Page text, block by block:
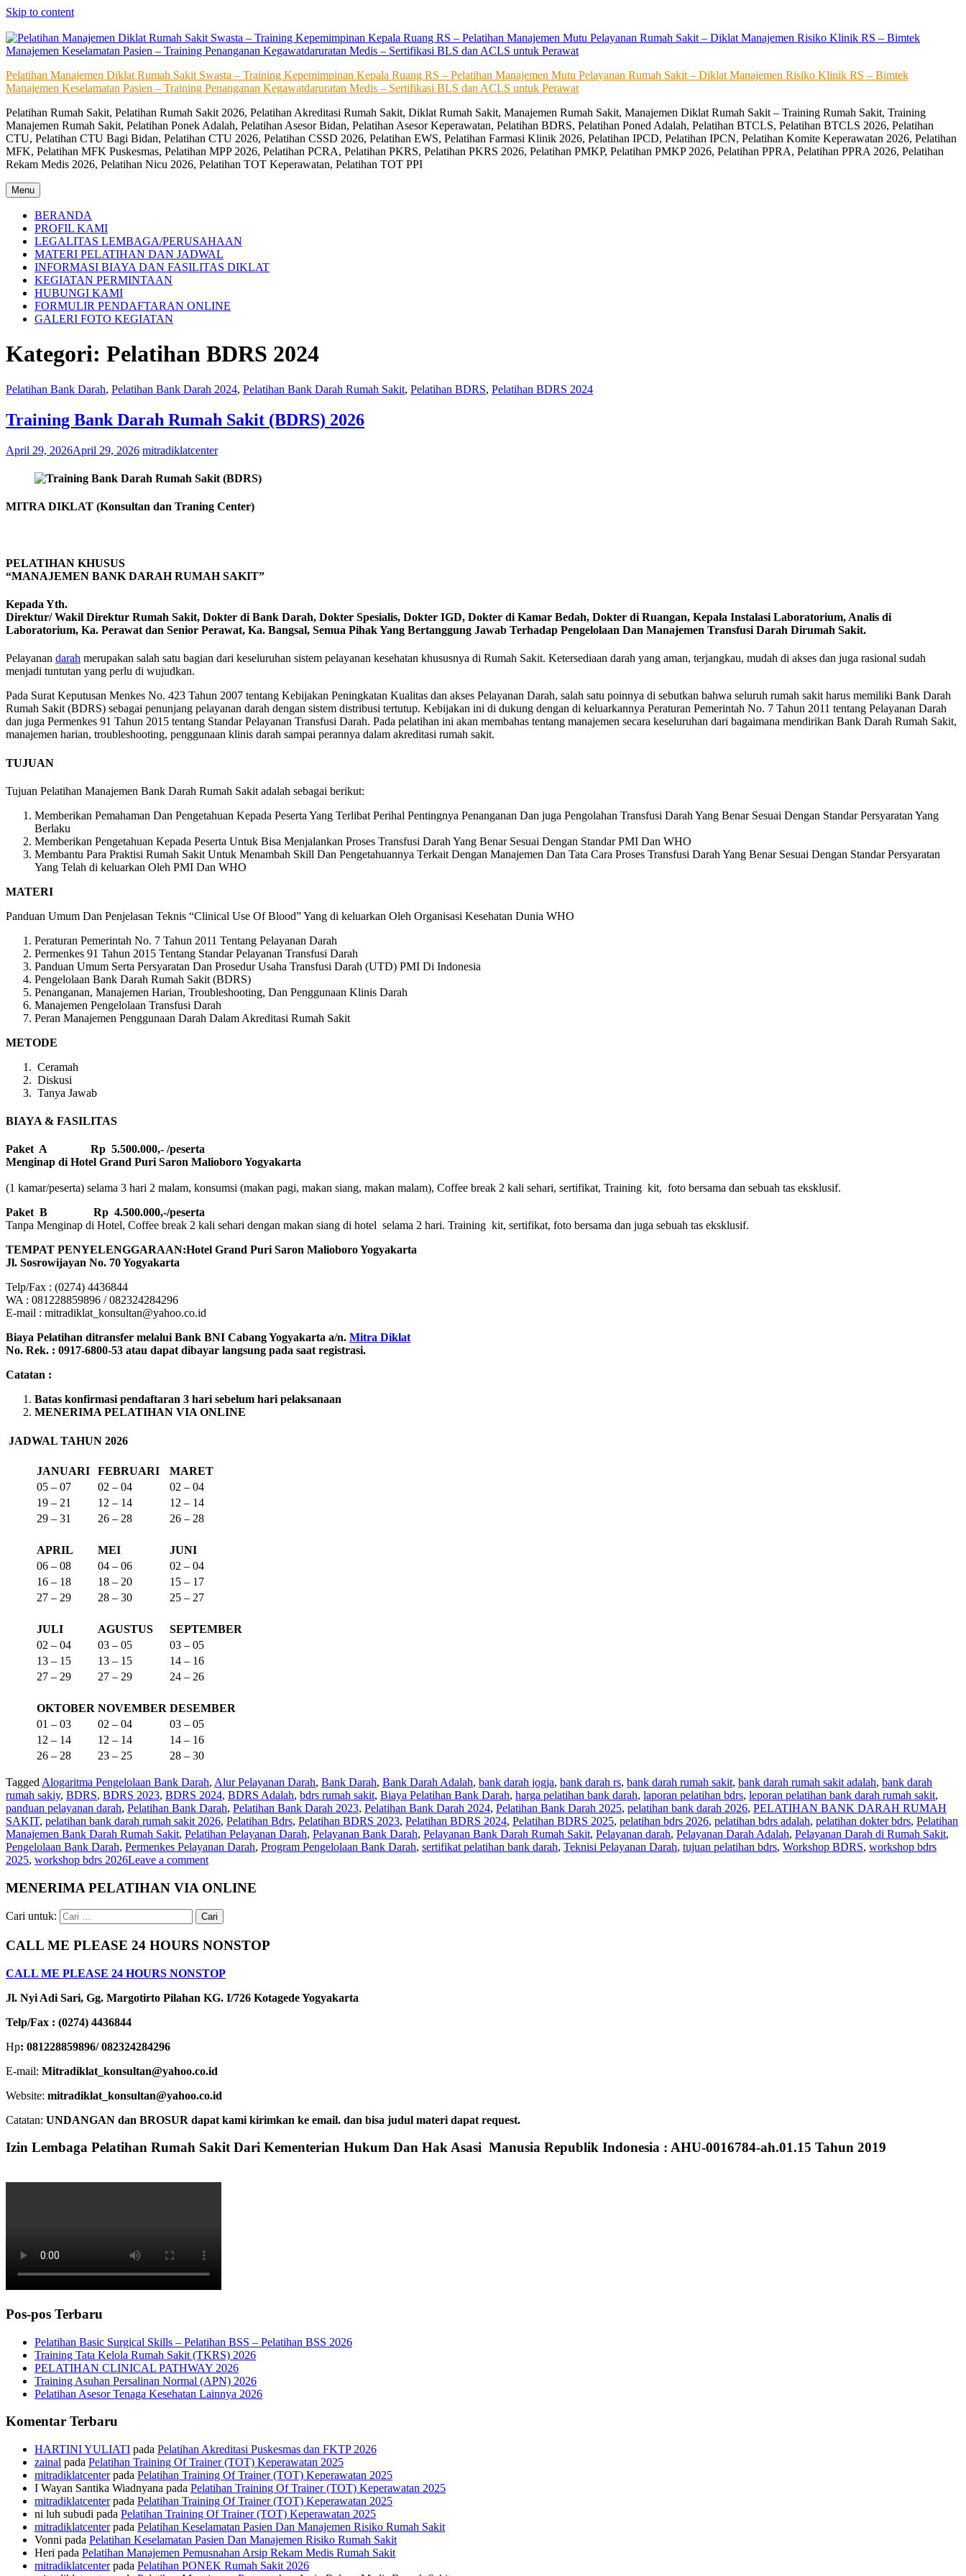
Skip to content
Pelatihan Manajemen Diklat Rumah Sakit Swasta – Training Kepemimpinan Kepala Ruang RS – Pelatihan Manajemen Mutu Pelayanan Rumah Sakit – Diklat Manajemen Risiko Klinik RS – Bimtek
Manajemen Keselamatan Pasien – Training Penanganan Kegawatdaruratan Medis – Sertifikasi BLS dan ACLS untuk Perawat
Pelatihan Rumah Sakit, Pelatihan Rumah Sakit 2026, Pelatihan Akreditasi Rumah Sakit, Diklat Rumah Sakit, Manajemen Rumah Sakit, Manajemen Diklat Rumah Sakit – Training Rumah Sakit, Training
Manajemen Rumah Sakit, Pelatihan Ponek Adalah, Pelatihan Asesor Bidan, Pelatihan Asesor Keperawatan, Pelatihan BDRS, Pelatihan Poned Adalah, Pelatihan BTCLS, Pelatihan BTCLS 2026, Pelatihan
CTU, Pelatihan CTU Bagi Bidan, Pelatihan CTU 2026, Pelatihan CSSD 2026, Pelatihan EWS, Pelatihan Farmasi Klinik 2026, Pelatihan IPCD, Pelatihan IPCN, Pelatihan Komite Keperawatan 2026, Pelatihan
MFK, Pelatihan MFK Puskesmas, Pelatihan MPP 2026, Pelatihan PCRA, Pelatihan PKRS, Pelatihan PKRS 2026, Pelatihan PMKP, Pelatihan PMKP 2026, Pelatihan PPRA, Pelatihan PPRA 2026, Pelatihan
Rekam Medis 2026, Pelatihan Nicu 2026, Pelatihan TOT Keperawatan, Pelatihan TOT PPI
Menu
BERANDA
PROFIL KAMI
LEGALITAS LEMBAGA/PERUSAHAAN
MATERI PELATIHAN DAN JADWAL
INFORMASI BIAYA DAN FASILITAS DIKLAT
KEGIATAN PERMINTAAN
HUBUNGI KAMI
FORMULIR PENDAFTARAN ONLINE
GALERI FOTO KEGIATAN
Kategori: Pelatihan BDRS 2024
Pelatihan Bank Darah, Pelatihan Bank Darah 2024, Pelatihan Bank Darah Rumah Sakit, Pelatihan BDRS, Pelatihan BDRS 2024
Training Bank Darah Rumah Sakit (BDRS) 2026
April 29, 2026April 29, 2026 mitradiklatcenter
MITRA DIKLAT (Konsultan dan Traning Center)
PELATIHAN KHUSUS
“MANAJEMEN BANK DARAH RUMAH SAKIT”
Kepada Yth.
Direktur/ Wakil Direktur Rumah Sakit, Dokter di Bank Darah, Dokter Spesialis, Dokter IGD, Dokter di Kamar Bedah, Dokter di Ruangan, Kepala Instalasi Laboratorium, Analis di
Laboratorium, Ka. Perawat dan Senior Perawat, Ka. Bangsal, Semua Pihak Yang Bertanggung Jawab Terhadap Pengelolaan Dan Manajemen Transfusi Darah Dirumah Sakit.
Pelayanan darah merupakan salah satu bagian dari keseluruhan sistem pelayanan kesehatan khususnya di Rumah Sakit. Ketersediaan darah yang aman, terjangkau, mudah di akses dan juga rasional sudah
menjadi tuntutan yang perlu di wujudkan.
Pada Surat Keputusan Menkes No. 423 Tahun 2007 tentang Kebijakan Peningkatan Kualitas dan akses Pelayanan Darah, salah satu poinnya di sebutkan bahwa seluruh rumah sakit harus memiliki Bank Darah
Rumah Sakit (BDRS) sebagai penunjang pelayanan darah dengan sistem distribusi tertutup. Kebijakan ini di dukung dengan di keluarkannya Peraturan Pemerintah No. 7 Tahun 2011 tentang Pelayanan Darah
dan juga Permenkes 91 Tahun 2015 tentang Standar Pelayanan Transfusi Darah. Pada pelatihan ini akan membahas tentang manajemen secara keseluruhan dari bagaimana mendirikan Bank Darah Rumah Sakit,
manajemen harian, troubleshooting, penggunaan klinis darah sampai perannya dalam akreditasi rumah sakit.
TUJUAN
Tujuan Pelatihan Manajemen Bank Darah Rumah Sakit adalah sebagai berikut:
Memberikan Pemahaman Dan Pengetahuan Kepada Peserta Yang Terlibat Perihal Pentingnya Penanganan Dan juga Pengolahan Transfusi Darah Yang Benar Sesuai Dengan Standar Persyaratan Yang
Berlaku
Memberikan Pengetahuan Kepada Peserta Untuk Bisa Menjalankan Proses Transfusi Darah Yang Benar Sesuai Dengan Standar PMI Dan WHO
Membantu Para Praktisi Rumah Sakit Untuk Menambah Skill Dan Pengetahuannya Terkait Dengan Manajemen Dan Tata Cara Proses Transfusi Darah Yang Benar Sesuai Dengan Standar Persyaratan
Yang Telah di keluarkan Oleh PMI Dan WHO
MATERI
Panduan Umum Dan Penjelasan Teknis “Clinical Use Of Blood” Yang di keluarkan Oleh Organisasi Kesehatan Dunia WHO
Peraturan Pemerintah No. 7 Tahun 2011 Tentang Pelayanan Darah
Permenkes 91 Tahun 2015 Tentang Standar Pelayanan Transfusi Darah
Panduan Umum Serta Persyaratan Dan Prosedur Usaha Transfusi Darah (UTD) PMI Di Indonesia
Pengelolaan Bank Darah Rumah Sakit (BDRS)
Penanganan, Manajemen Harian, Troubleshooting, Dan Penggunaan Klinis Darah
Manajemen Pengelolaan Transfusi Darah
Peran Manajemen Penggunaan Darah Dalam Akreditasi Rumah Sakit
METODE
Ceramah
Diskusi
Tanya Jawab
BIAYA & FASILITAS
Paket A Rp 5.500.000,- /peserta
Menginap di Hotel Grand Puri Saron Malioboro Yogyakarta
(1 kamar/peserta) selama 3 hari 2 malam, konsumsi (makan pagi, makan siang, makan malam), Coffee break 2 kali sehari, sertifikat, Training kit, foto bersama dan sebuah tas eksklusif.
Paket B
Rp 4.500.000,-/peserta
Tanpa Menginap di Hotel, Coffee break 2 kali sehari dengan makan siang di hotel selama 2 hari. Training kit, sertifikat, foto bersama dan juga sebuah tas eksklusif.
TEMPAT PENYELENGGARAAN:Hotel Grand Puri Saron Malioboro Yogyakarta
Jl. Sosrowijayan No. 70 Yogyakarta
Telp/Fax : (0274) 4436844
WA : 081228859896 / 082324284296
E-mail : mitradiklat_konsultan@yahoo.co.id
Biaya Pelatihan ditransfer melalui Bank BNI Cabang Yogyakarta a/n. Mitra Diklat
No. Rek. : 0917-6800-53 atau dapat dibayar langsung pada saat registrasi.
Catatan :
Batas konfirmasi pendaftaran 3 hari sebelum hari pelaksanaan
MENERIMA PELATIHAN VIA ONLINE
JADWAL TAHUN 2026
JANUARI FEBRUARI
MARET
05 – 07
02 – 04
02 – 04
19 – 21
12 – 14
12 – 14
29 – 31
26 – 28 26 – 28
APRIL MEI
JUNI
06 – 08
04 – 06
02 – 04
16 – 18
18 – 20
15 – 17
27 – 29
28 – 30 25 – 27
JULI AGUSTUS
SEPTEMBER
02 – 04
03 – 05
03 – 05
13 – 15
13 – 15
14 – 16
27 – 29
27 – 29 24 – 26
OKTOBER NOVEMBER DESEMBER
01 – 03
02 – 04
03 – 05
12 – 14
12 – 14
14 – 16
26 – 28
23 – 25 28 – 30
Tagged Alogaritma Pengelolaan Bank Darah, Alur Pelayanan Darah, Bank Darah, Bank Darah Adalah, bank darah jogja, bank darah rs, bank darah rumah sakit, bank darah rumah sakit adalah, bank darah
rumah sakiy, BDRS, BDRS 2023, BDRS 2024, BDRS Adalah, bdrs rumah sakit, Biaya Pelatihan Bank Darah, harga pelatihan bank darah, laporan pelatihan bdrs, leporan pelatihan bank darah rumah sakit,
panduan pelayanan darah, Pelatihan Bank Darah, Pelatihan Bank Darah 2023, Pelatihan Bank Darah 2024, Pelatihan Bank Darah 2025, pelatihan bank darah 2026, PELATIHAN BANK DARAH RUMAH
SAKIT, pelatihan bank darah rumah sakit 2026, Pelatihan Bdrs, Pelatihan BDRS 2023, Pelatihan BDRS 2024, Pelatihan BDRS 2025, pelatihan bdrs 2026, pelatihan bdrs adalah, pelatihan dokter bdrs, Pelatihan
Manajemen Bank Darah Rumah Sakit, Pelatihan Pelayanan Darah, Pelayanan Bank Darah, Pelayanan Bank Darah Rumah Sakit, Pelayanan darah, Pelayanan Darah Adalah, Pelayanan Darah di Rumah Sakit,
Pengelolaan Bank Darah, Permenkes Pelayanan Darah, Program Pengelolaan Bank Darah, sertifikat pelatihan bank darah, Teknisi Pelayanan Darah, tujuan pelatihan bdrs, Workshop BDRS, workshop bdrs
2025, workshop bdrs 2026Leave a comment
MENERIMA PELATIHAN VIA ONLINE
Cari untuk:
CALL ME PLEASE 24 HOURS NONSTOP
CALL ME PLEASE 24 HOURS NONSTOP
Jl. Nyi Adi Sari, Gg. Margotirto Pilahan KG. I/726 Kotagede Yogyakarta
Telp/Fax : (0274) 4436844
Hp: 081228859896/ 082324284296
E-mail: Mitradiklat_konsultan@yahoo.co.id
Website: mitradiklat_konsultan@yahoo.co.id
Catatan: UNDANGAN dan BROSUR dapat kami kirimkan ke email. dan bisa judul materi dapat request.
Izin Lembaga Pelatihan Rumah Sakit Dari Kementerian Hukum Dan Hak Asasi Manusia Republik Indonesia : AHU-0016784-ah.01.15 Tahun 2019
Pos-pos Terbaru
Pelatihan Basic Surgical Skills – Pelatihan BSS – Pelatihan BSS 2026
Training Tata Kelola Rumah Sakit (TKRS) 2026
PELATIHAN CLINICAL PATHWAY 2026
Training Asuhan Persalinan Normal (APN) 2026
Pelatihan Asesor Tenaga Kesehatan Lainnya 2026
Komentar Terbaru
HARTINI YULIATI pada Pelatihan Akreditasi Puskesmas dan FKTP 2026
zainal pada Pelatihan Training Of Trainer (TOT) Keperawatan 2025
mitradiklatcenterpada Pelatihan Training Of Trainer (TOT) Keperawatan 2025
I Wayan Santika Wiadnyana pada Pelatihan Training Of Trainer (TOT) Keperawatan 2025
mitradiklatcenterpada Pelatihan Training Of Trainer (TOT) Keperawatan 2025
ni luh subudi pada Pelatihan Training Of Trainer (TOT) Keperawatan 2025
mitradiklatcenterpada Pelatihan Keselamatan Pasien Dan Manajemen Risiko Rumah Sakit
Vonni pada Pelatihan Keselamatan Pasien Dan Manajemen Risiko Rumah Sakit
Heri pada Pelatihan Manajemen Pemusnahan Arsip Rekam Medis Rumah Sakit
mitradiklatcenterpada Pelatihan PONEK Rumah Sakit 2026